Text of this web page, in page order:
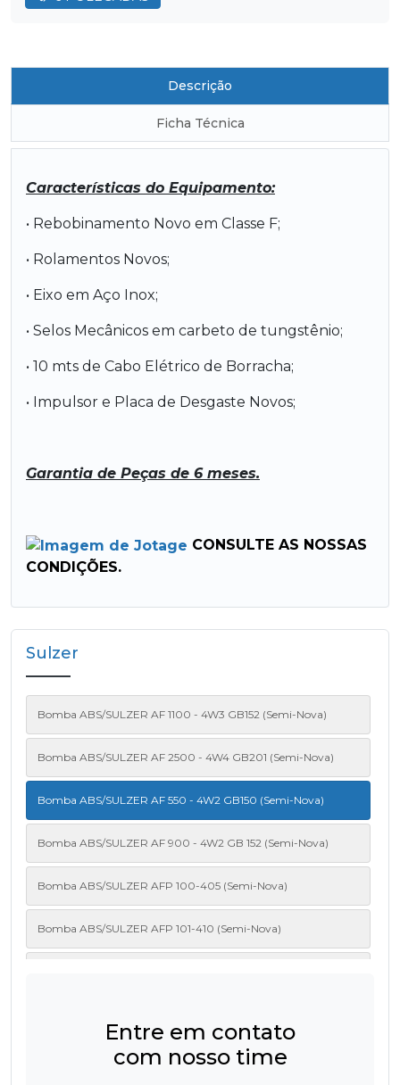
Descrição
Ficha Técnica
Características do Equipamento:
• Rebobinamento Novo em Classe F;
• Rolamentos Novos;
• Eixo em Aço Inox;
• Selos Mecânicos em carbeto de tungstênio;
• 10 mts de Cabo Elétrico de Borracha;
• Impulsor e Placa de Desgaste Novos;
Garantia de Peças de 6 meses.
CONSULTE AS NOSSAS
CONDIÇÕES.
Sulzer
Bomba ABS/SULZER AF 1100 - 4W3 GB152 (Semi-Nova)
Bomba ABS/SULZER AF 2500 - 4W4 GB201 (Semi-Nova)
Bomba ABS/SULZER AF 550 - 4W2 GB150 (Semi-Nova)
Bomba ABS/SULZER AF 900 - 4W2 GB 152 (Semi-Nova)
Bomba ABS/SULZER AFP 100-405 (Semi-Nova)
Bomba ABS/SULZER AFP 101-410 (Semi-Nova)
Bomba ABS/SULZER JUMBO 22 (ND) (Semi-Nova)
Entre em contato
com nosso time